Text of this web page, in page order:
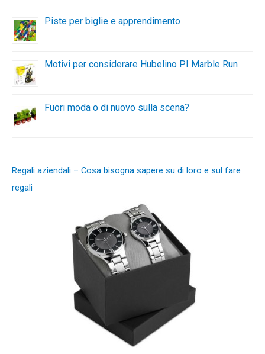
Piste per biglie e apprendimento
Motivi per considerare Hubelino PI Marble Run
Fuori moda o di nuovo sulla scena?
Regali aziendali – Cosa bisogna sapere su di loro e sul fare
regali